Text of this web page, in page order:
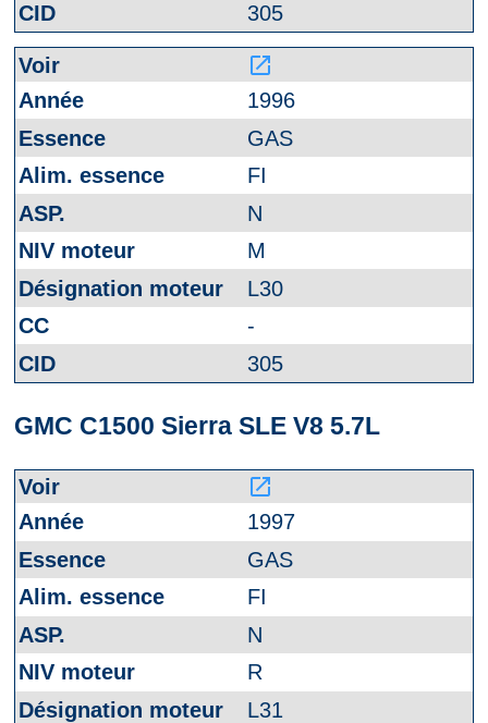
305
launch
1996
GAS
FI
N
M
L30
-
305
GMC C1500 Sierra SLE V8 5.7L
launch
1997
GAS
FI
N
R
L31